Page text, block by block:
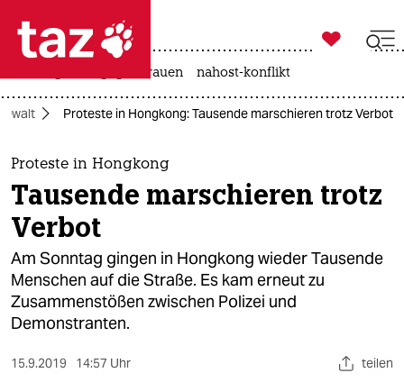
 taz zahl ich
taz zahl ich
themen
politik
öko
gesellschaft
kultur
sport

taz zahl ich
gewalt gegen frauen nahost-konflikt
Proteste in Hongkong: Tausende marschieren trotz Verbot
Proteste in Hongkong
Tausende marschieren trotz
Verbot
Am Sonntag gingen in Hongkong wieder Tausende
Menschen auf die Straße. Es kam erneut zu
Zusammenstößen zwischen Polizei und
Demonstranten.
15.9.2019 14:57 Uhr teilen